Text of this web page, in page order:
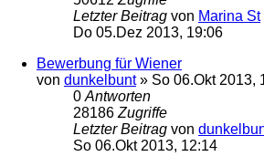
Letzter Beitrag von Marina St
Do 05.Dez 2013, 19:06
Bewerbung für Wiener
von dunkelbunt» So 06.Okt 2013,
0 Antworten
28186 Zugriffe
Letzter Beitrag von
So 06.Okt 2013, 12:14